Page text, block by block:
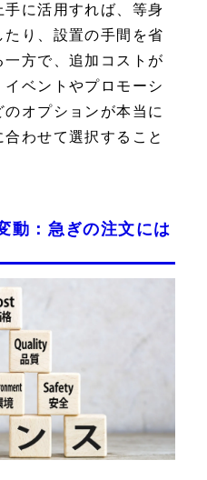
に活用すれば、等身
り、設置の手間を省
方で、追加コストが
ベントやプロモーシ
オプションが本当に
わせて選択すること
動：急ぎの注文には